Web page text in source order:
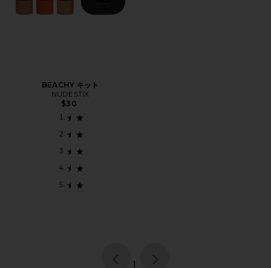
BEACHY キット
NUDESTIX
$30
page
1